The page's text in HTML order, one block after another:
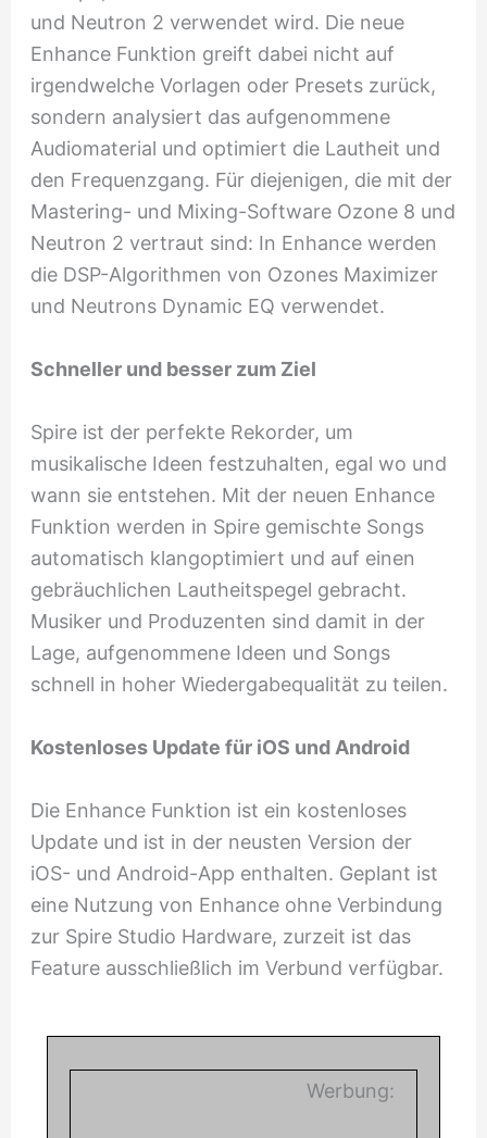
und Neutron 2 verwendet wird. Die neue
Enhance Funktion greift dabei nicht auf
irgendwelche Vorlagen oder Presets zurück,
sondern analysiert das aufgenommene
Audiomaterial und optimiert die Lautheit und
den Frequenzgang. Für diejenigen, die mit der
Mastering- und Mixing-Software Ozone 8 und
Neutron 2 vertraut sind: In Enhance werden
die DSP-Algorithmen von Ozones Maximizer
und Neutrons Dynamic EQ verwendet.
Schneller und besser zum Ziel
Spire ist der perfekte Rekorder, um
musikalische Ideen festzuhalten, egal wo und
wann sie entstehen. Mit der neuen Enhance
Funktion werden in Spire gemischte Songs
automatisch klangoptimiert und auf einen
gebräuchlichen Lautheitspegel gebracht.
Musiker und Produzenten sind damit in der
Lage, aufgenommene Ideen und Songs
schnell in hoher Wiedergabequalität zu teilen.
Kostenloses Update für iOS und Android
Die Enhance Funktion ist ein kostenloses
Update und ist in der neusten Version der
iOS- und Android-App enthalten. Geplant ist
eine Nutzung von Enhance ohne Verbindung
zur Spire Studio Hardware, zurzeit ist das
Feature ausschließlich im Verbund verfügbar.
Werbung: